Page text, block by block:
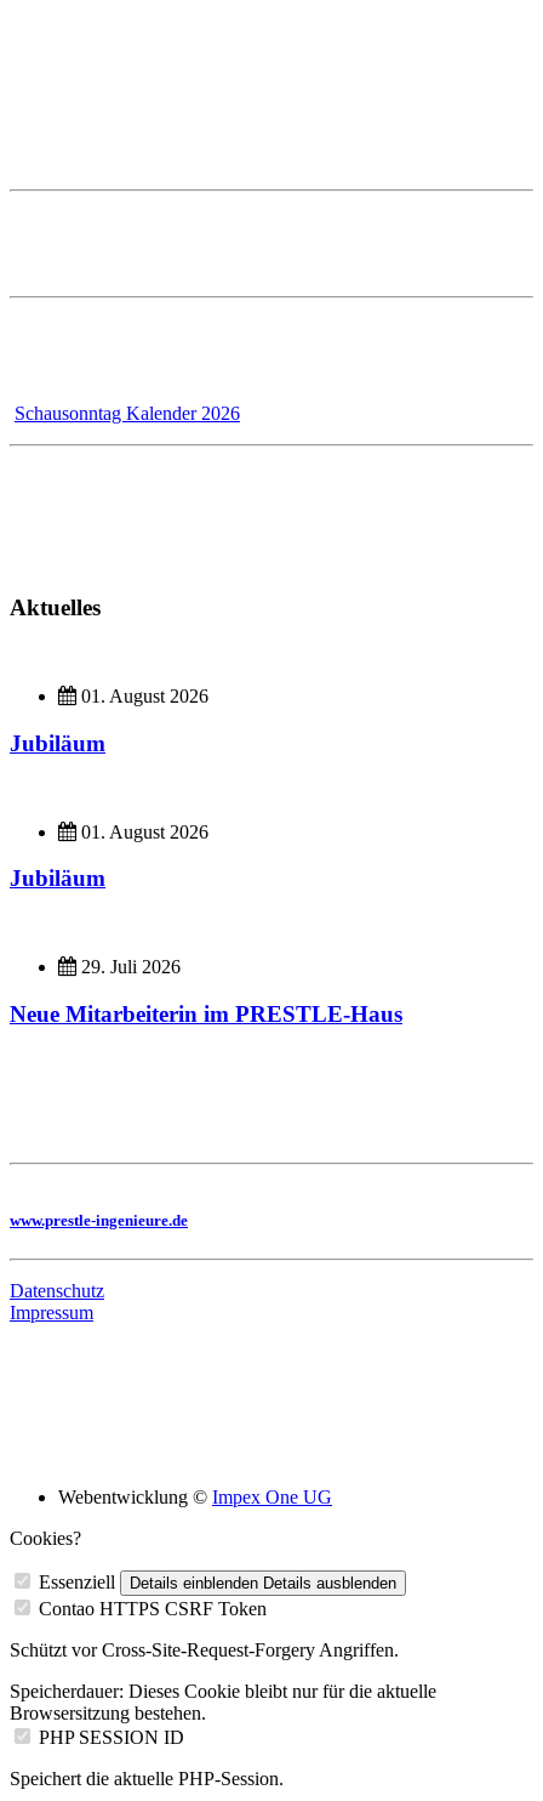
Schausonntag Kalender 2026
Aktuelles
01. August 2026
Jubiläum
01. August 2026
Jubiläum
29. Juli 2026
Neue Mitarbeiterin im PRESTLE-Haus
www.prestle-ingenieure.de
Datenschutz
Impressum
Webentwicklung © Impex One UG
Cookies?
Essenziell Details einblenden Details ausblenden
Contao HTTPS CSRF Token
Schützt vor Cross-Site-Request-Forgery Angriffen.
Speicherdauer: Dieses Cookie bleibt nur für die aktuelle
Browsersitzung bestehen.
PHP SESSION ID
Speichert die aktuelle PHP-Session.